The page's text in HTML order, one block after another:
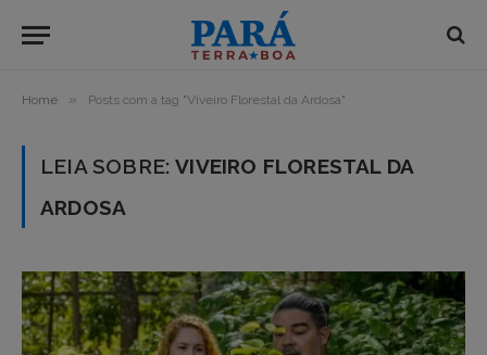
Home » Posts com a tag "Viveiro Florestal da Ardosa"
LEIA SOBRE:VIVEIRO FLORESTAL DA
ARDOSA